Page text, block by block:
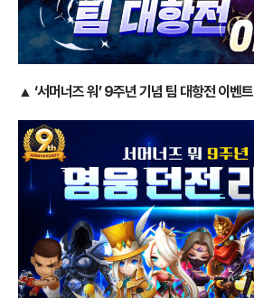
▲ ‘서머너즈 워’ 9주년 기념 팀 대항전 이벤트